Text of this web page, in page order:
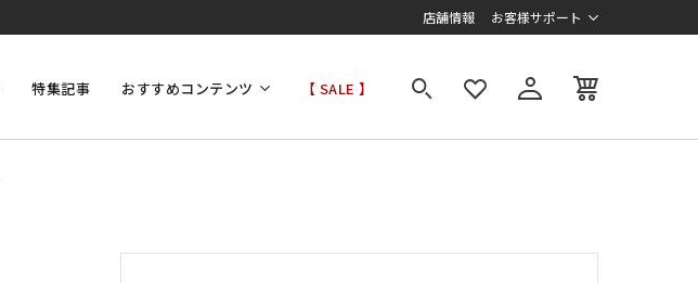
店舗情報 お客様サポート
特集記事 おすすめコンテンツ 【 SALE 】